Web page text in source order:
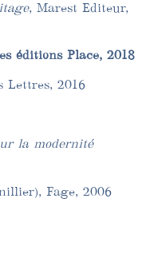
, Marest Editeur,
éditions Place, 2018
Lettres, 2016
la modernité
Fage, 2006